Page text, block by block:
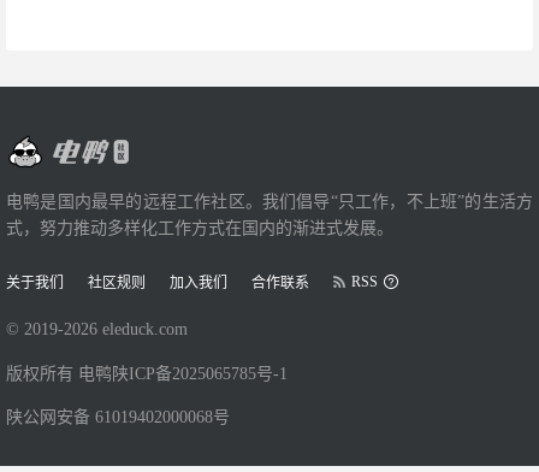
电鸭是国内最早的远程工作社区。我们倡导“只工作，不上班”的生活方
式，努力推动多样化工作方式在国内的渐进式发展。
关于我们 社区规则 加入我们 合作联系 RSS
© 2019-2026 eleduck.com
版权所有 电鸭 陕ICP备2025065785号-1
陕公网安备 61019402000068号